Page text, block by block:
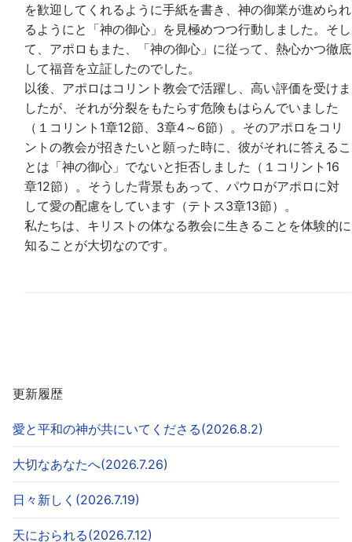
を歓迎してくれるように手紙を書き、神の御業が進められ
るようにと「神の御心」を見極めつつ行動しました。そし
て、アポロもまた、「神の御心」に従って、熱心かつ徹底
して福音を立証したのでした。
以後、アポロはコリント教会で活躍し、高い評価を受けま
したが、それが分裂をもたらす危険もはらんでいました
（１コリント1章12節、3章4～6節）。そのアポロをコリ
ントの教会が招きたいと願った時に、彼がそれに答えるこ
とは「神の御心」でないと拒否しました（１コリント16
章12節）。そうした背景もあって、パウロがアポロに対
して愛の配慮をしています（テトス3章13節）。
私たちは、キリストの体なる教会に生きることを体験的に
知ることが大切なのです。
更新履歴
愛と平和の神が共にいてくださる(2026.8.2)
大切なあなたへ(2026.7.26)
日々新しく(2026.7.19)
天におられる(2026.7.12)